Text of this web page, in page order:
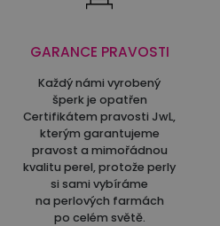
GARANCE PRAVOSTI
Každý námi vyrobený
šperk je opatřen
Certifikátem pravosti JwL,
kterým garantujeme
pravost a mimořádnou
kvalitu perel, protože perly
si sami vybíráme
na perlových farmách
po celém světě.